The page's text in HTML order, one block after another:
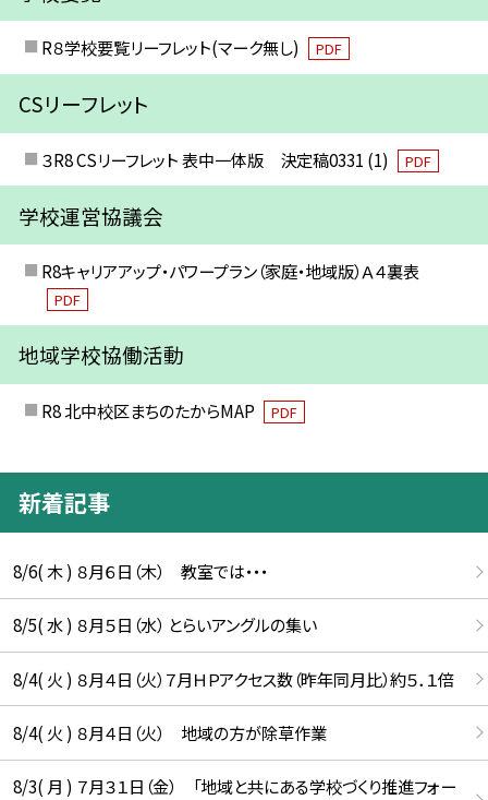
R８学校要覧リーフレット(マーク無し) PDF
CSリーフレット
３R8 CSリーフレット 表中一体版 決定稿0331 (1) PDF
学校運営協議会
R8キャリアアップ・パワープラン（家庭・地域版）Ａ４裏表
PDF
地域学校協働活動
R8 北中校区まちのたからMAP PDF
新着記事
8/6( 木 ) ８月６日（木） 教室では・・・
8/5( 水 ) ８月５日（水） とらいアングルの集い
8/4( 火 ) ８月４日（火）７月ＨＰアクセス数（昨年同月比）約５．１倍
8/4( 火 ) ８月４日（火） 地域の方が除草作業
8/3( 月 ) ７月３１日（金） 「地域と共にある学校づくり推進フォー